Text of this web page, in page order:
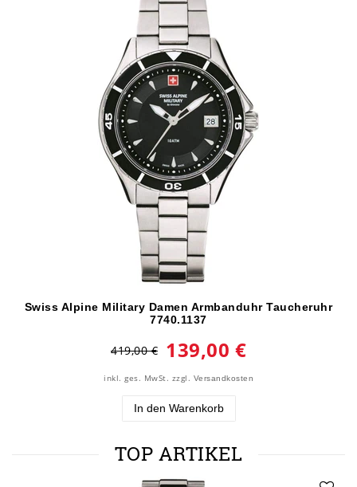
Swiss Alpine Military Damen Armbanduhr Taucheruhr
7740.1137
419,00 € 139,00 €
inkl. ges. MwSt. zzgl. Versandkosten
In den Warenkorb
TOP ARTIKEL